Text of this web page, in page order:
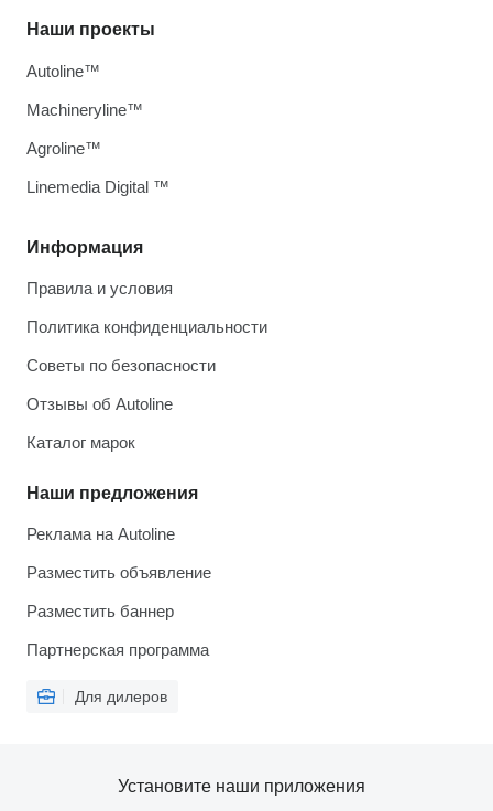
Информация
Правила и условия
Политика конфиденциальности
Советы по безопасности
Отзывы об Autoline
Каталог марок
Наши предложения
Реклама на Autoline
Разместить объявление
Разместить баннер
Партнерская программа
Для дилеров
Наши проекты
Autoline™
Machineryline™
Agroline™
Linemedia Digital ™
Установите наши приложения